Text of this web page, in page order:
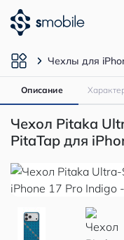
Чехлы для
Описание
Чехол Pitaka
PitaTap для